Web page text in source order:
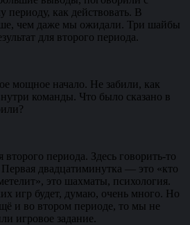
периоду, как действовать. В
чем даже мы ожидали. Три шайбы
для второго периода.
мощное начало. Не забили, как
команды. Что было сказано в
периода. Здесь говорить-то
двадцатиминутка — это «кто
это шахматы, психология.
игр будет, думаю, очень много. Но
и во втором периоде, то мы не
игровое задание.